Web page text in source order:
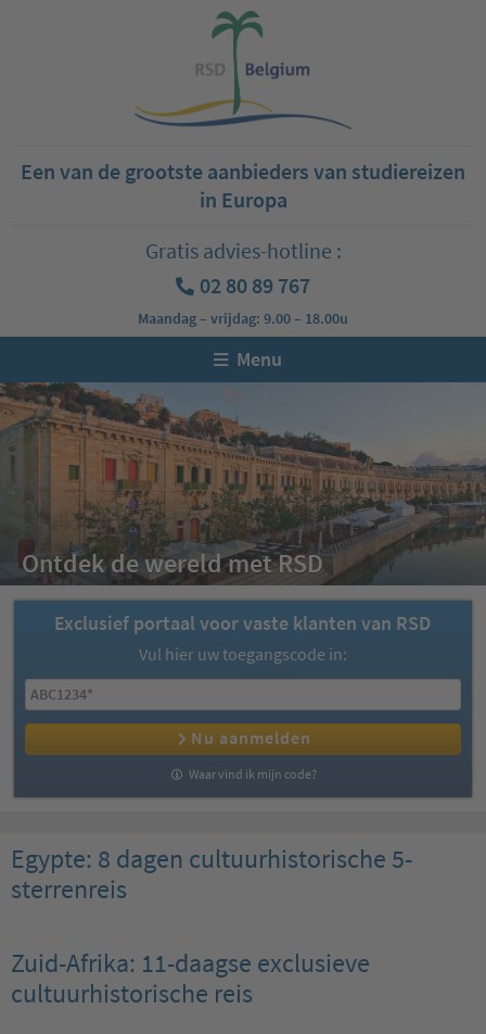
Een van de grootste aanbieders van studiereizen
in Europa
Gratis advies-hotline :
02 80 89 767
Maandag – vrijdag: 9.00 – 18.00u
Menu
Ontdek de wereld met RSD
Exclusief portaal voor vaste klanten van RSD
Vul hier uw toegangscode in:
Nu aanmelden
Waar vind ik mijn code?
Egypte: 8 dagen cultuurhistorische 5-
sterrenreis
Zuid-Afrika: 11-daagse exclusieve
cultuurhistorische reis